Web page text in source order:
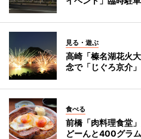
見る・遊ぶ
高崎「榛名湖花火
念で「じぐろ京介」
食べる
前橋「肉料理食堂
どーんと400グラム